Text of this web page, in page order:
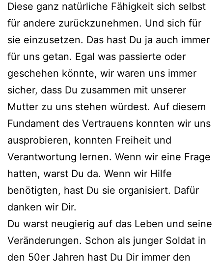
Diese ganz natürliche Fähigkeit sich selbst
für andere zurückzunehmen. Und sich für
sie einzusetzen. Das hast Du ja auch immer
für uns getan. Egal was passierte oder
geschehen könnte, wir waren uns immer
sicher, dass Du zusammen mit unserer
Mutter zu uns stehen würdest. Auf diesem
Fundament des Vertrauens konnten wir uns
ausprobieren, konnten Freiheit und
Verantwortung lernen. Wenn wir eine Frage
hatten, warst Du da. Wenn wir Hilfe
benötigten, hast Du sie organisiert. Dafür
danken wir Dir.
Du warst neugierig auf das Leben und seine
Veränderungen. Schon als junger Soldat in
den 50er Jahren hast Du Dir immer den